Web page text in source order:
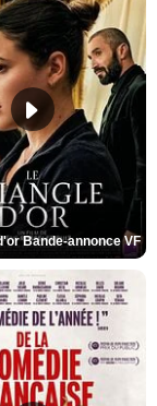
Bande-annonce VF